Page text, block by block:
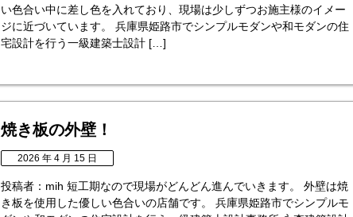
い色合い中に差し色を入れており、現場は少しずつお施主様のイメー
ジに近づいています。 兵庫県姫路市でシンプルモダンや和モダンの住
宅設計を行う一級建築士設計 […]
焼き板の外壁！
2026 年 4 月 15 日
投稿者：mih 短工期なので現場がどんどん進んでいきます。 外壁は焼
き板を使用した優しい色合いの店舗です。 兵庫県姫路市でシンプルモ